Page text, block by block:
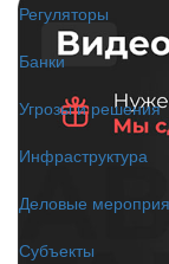
Регуляторы
Банки
Угрозы и решения
Инфраструктура
Деловые
Субъекты